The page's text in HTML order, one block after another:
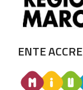
ENTE